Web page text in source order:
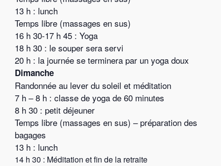
13 h : lunch
Temps libre (massages en sus)
16 h 30-17 h 45 : Yoga
18 h 30 : le souper sera servi
20 h : la journée se terminera par un yoga doux
Dimanche
Randonnée au lever du soleil et méditation
7 h – 8 h : classe de yoga de 60 minutes
8 h 30 : petit déjeuner
Temps libre (massages en sus) – préparation des
bagages
13 h : lunch
14 h 30 : Méditation et fin de la retraite